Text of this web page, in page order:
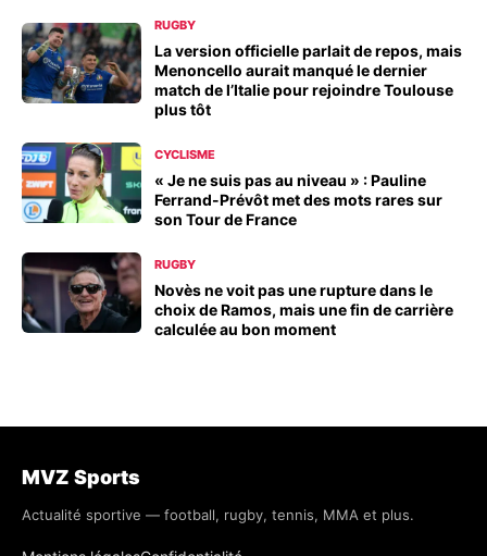
RUGBY
La version officielle parlait de repos, mais
Menoncello aurait manqué le dernier
match de l’Italie pour rejoindre Toulouse
plus tôt
CYCLISME
« Je ne suis pas au niveau » : Pauline
Ferrand-Prévôt met des mots rares sur
son Tour de France
RUGBY
Novès ne voit pas une rupture dans le
choix de Ramos, mais une fin de carrière
calculée au bon moment
MVZ Sports
Actualité sportive — football, rugby, tennis, MMA et plus.